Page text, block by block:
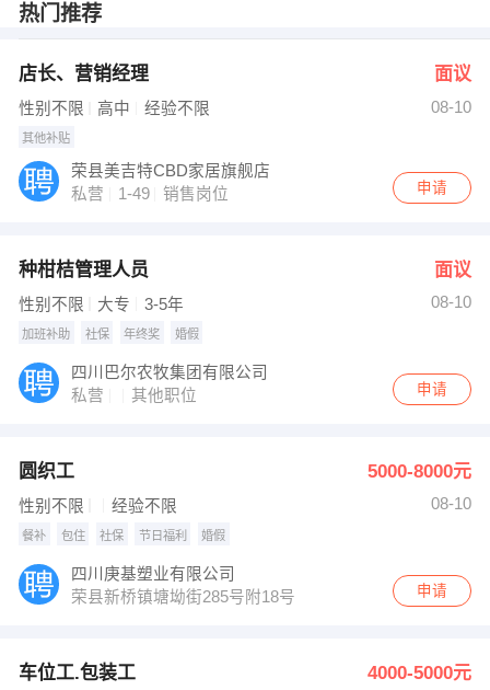
发布 [母婴顾问 ] 招聘信息
热门推荐
店长、营销经理 面议
性别不限 高中 经验不限 08-10
其他补贴
荣县美吉特CBD家居旗舰店
私营
1-49 销售岗位 申请
种柑桔管理人员 面议
性别不限 大专 3-5年 08-10
加班补助 社保 年终奖 婚假
四川巴尔农牧集团有限公司
私营
其他职位 申请
圆织工 5000-8000元
性别不限 经验不限 08-10
餐补 包住 社保 节日福利 婚假
四川庚基塑业有限公司
荣县新桥镇塘坳街285号附18号
申请
车位工.包装工 4000-5000元